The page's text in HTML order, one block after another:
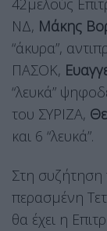
42μελούς
ΝΔ, Μάκης
“άκυρα”,
ΠΑΣΟΚ,
“λευκά”
του ΣΥΡΙΖΑ,
και 6 “λευκά”.
Στη συζήτηση
περασμένη
θα έχει η